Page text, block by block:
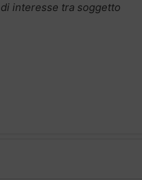
interesse tra soggetto